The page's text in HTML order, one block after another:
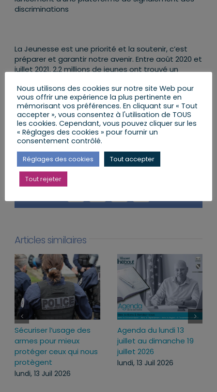
discriminations
La Jeunesse est une priorité et la soutenir, c’est
préparer et garantir notre avenir. Entre août 2020 et
juillet 2021, 2,2 millions de jeunes ont trouvé un
d’apprentissage et les étudiants économisent
grâce à la CVEC 125 euros par an. Nous avons pris
un ensemble de mesures concrètes pour les aider,
les accompagner et les préparer à prendre le relais
demain !
Articles similaires
Sécuriser l’usage des
armes pour mieux
protéger ceux qui nous
protègent
lundi, 13 Juil 2026
Agenda du lundi 13
juillet au dimanche 19
juillet 2026
lundi, 13 Juil 2026
Nous utilisons des cookies sur notre site Web pour
vous offrir une expérience la plus pertinente en
mémorisant vos préférences. En cliquant sur « Tout
accepter », vous consentez à l'utilisation de TOUS
les cookies. Cependant, vous pouvez cliquer sur les
« Réglages des cookies » pour fournir un
consentement contrôlé.
Réglages des cookies Tout accepter
Tout rejeter